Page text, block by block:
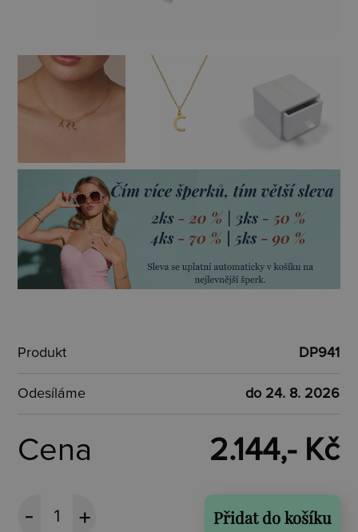
Produkt DP941
Odesíláme do 24. 8. 2026
Cena 2.144,- Kč
Přidat do košíku